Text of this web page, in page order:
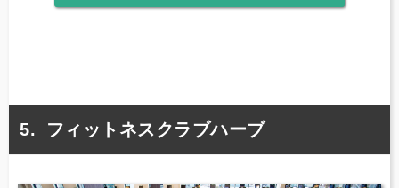
フィットネスクラブハーブ